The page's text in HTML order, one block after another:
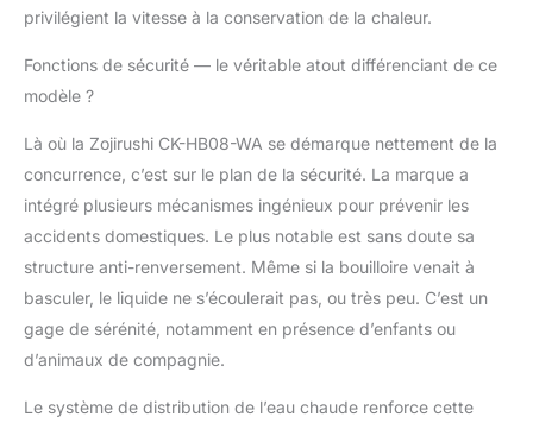
privilégient la vitesse à la conservation de la chaleur.
Fonctions de sécurité — le véritable atout différenciant de ce
modèle ?
Là où la Zojirushi CK-HB08-WA se démarque nettement de la
concurrence, c’est sur le plan de la sécurité. La marque a
intégré plusieurs mécanismes ingénieux pour prévenir les
accidents domestiques. Le plus notable est sans doute sa
structure anti-renversement. Même si la bouilloire venait à
basculer, le liquide ne s’écoulerait pas, ou très peu. C’est un
gage de sérénité, notamment en présence d’enfants ou
d’animaux de compagnie.
Le système de distribution de l’eau chaude renforce cette